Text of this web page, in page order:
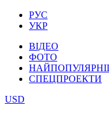
РУС
УКР
ВІДЕО
ФОТО
СПЕЦПРОЕКТИ
USD